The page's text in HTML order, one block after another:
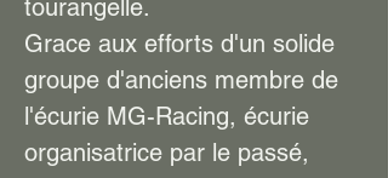
tourangelle.
Grace aux efforts d'un solide
groupe d'anciens membre de
l'écurie MG-Racing, écurie
organisatrice par le passé,